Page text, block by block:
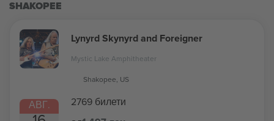
SHAKOPEE
АВГ.
Lynyrd Skynyrd and Foreigner
Mystic Lake Amphitheater
Shakopee, US
2769 билети